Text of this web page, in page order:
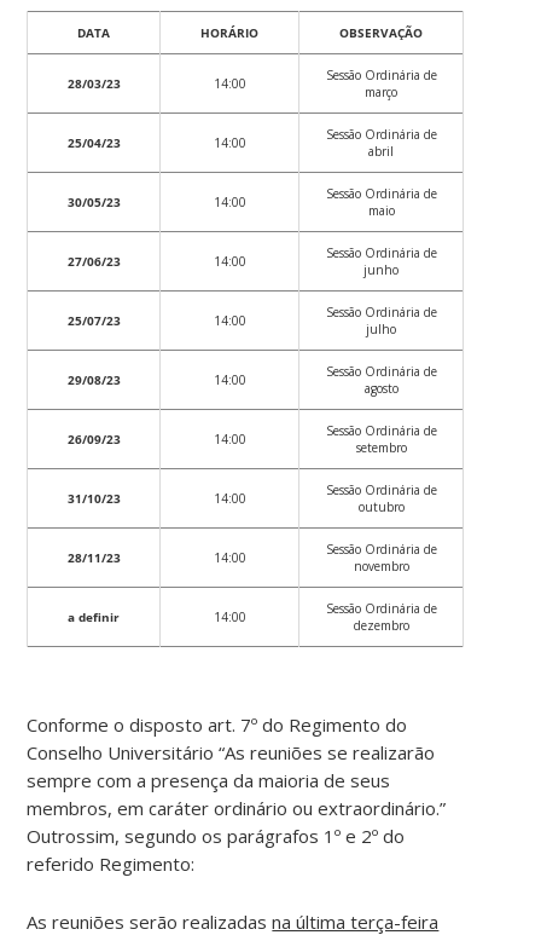
DATA HORÁRIO OBSERVAÇÃO
28/03/23 14:00
Sessão Ordinária de
março
25/04/23 14:00
Sessão Ordinária de
abril
30/05/23 14:00
Sessão Ordinária de
maio
27/06/23 14:00
Sessão Ordinária de
junho
25/07/23 14:00
Sessão Ordinária de
julho
29/08/23 14:00
Sessão Ordinária de
agosto
26/09/23 14:00
Sessão Ordinária de
setembro
31/10/23 14:00
Sessão Ordinária de
outubro
28/11/23 14:00
Sessão Ordinária de
novembro
a definir 14:00
Sessão Ordinária de
dezembro
Conforme o disposto art. 7º do Regimento do
Conselho Universitário “As reuniões se realizarão
sempre com a presença da maioria de seus
membros, em caráter ordinário ou extraordinário.”
Outrossim, segundo os parágrafos 1º e 2º do
referido Regimento:
As reuniões serão realizadasna última terça-feira